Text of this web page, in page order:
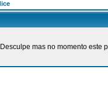
Desculpe mas no momento este